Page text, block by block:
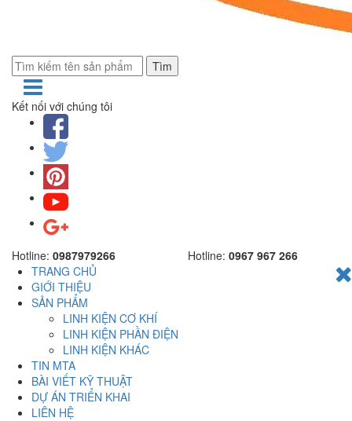
Tìm
Kết nối với chúng tôi
Hotline: 0987979266 Hotline: 0967 967 266
TRANG CHỦ
GIỚI THIỆU
SẢN PHẨM
LINH KIỆN CƠ KHÍ
LINH KIỆN PHẦN ĐIỆN
LINH KIỆN KHÁC
TIN MTA
BÀI VIẾT KỸ THUẬT
DỰ ÁN TRIỂN KHAI
LIÊN HỆ